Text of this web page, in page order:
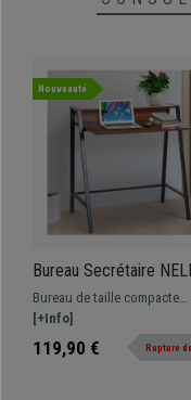
• Design élégant, style
Nouveauté
Bureau Secrétaire
Style Industriel,
84X45X85 cm, Métal et
Bureau de taille compacte
Dimensions 84x45 et 85 cm de
hauteur Bureau secrétaire
fonctionnel et design
[+Info]
119,90 € Rupture